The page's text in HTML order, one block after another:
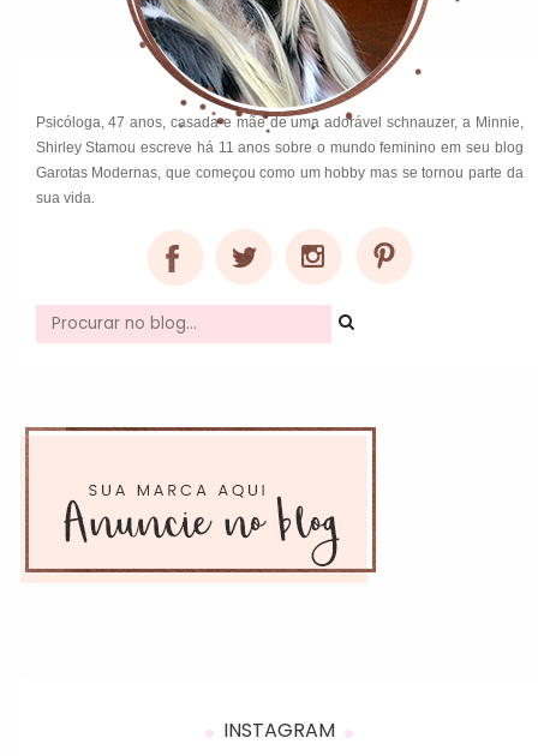
Psicóloga, 47 anos, casada e mãe de uma adorável schnauzer, a Minnie,
Shirley Stamou escreve há 11 anos sobre o mundo feminino em seu blog
Garotas Modernas, que começou como um hobby mas se tornou parte da
sua vida.
INSTAGRAM